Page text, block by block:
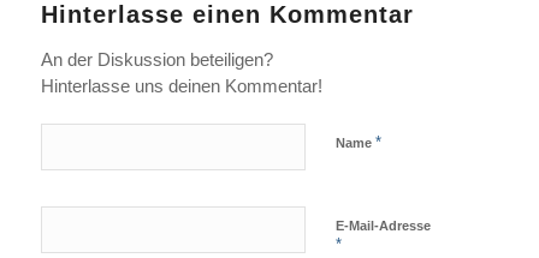
Hinterlasse einen Kommentar
An der Diskussion beteiligen?
Hinterlasse uns deinen Kommentar!
Name *
E-Mail-Adresse
*